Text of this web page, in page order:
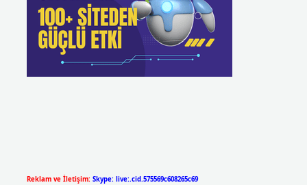
Reklam ve İletişim: Skype: live:.cid.575569c608265c69